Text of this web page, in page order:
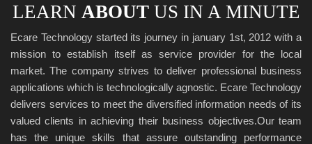
LEARN ABOUTUS IN A MINUTE
Ecare Technology started its journey in january 1st, 2012 with a
mission to establish itself as service provider for the local
market. The company strives to deliver professional business
applications which is technologically agnostic. Ecare Technology
delivers services to meet the diversified information needs of its
valued clients in achieving their business objectives.Our team
has the unique skills that assure outstanding performance